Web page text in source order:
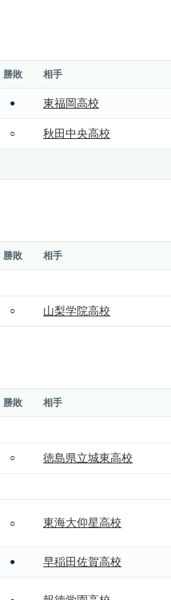
勝敗 相手
● 東福岡高校
○ 秋田中央高校
勝敗 相手
○ 山梨学院高校
勝敗 相手
○ 徳島県立城東高校
○ 東海大仰星高校
● 早稲田佐賀高校